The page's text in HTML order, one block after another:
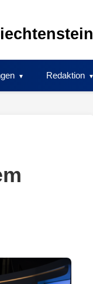
Redaktion